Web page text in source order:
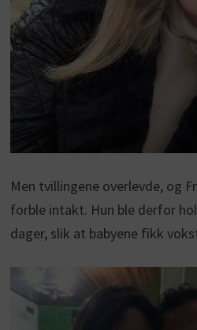
Men tvillingene overlevde, og
forble intakt. Hun ble derfor
dager, slik at babyene fikk